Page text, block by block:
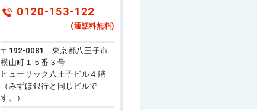
0120-153-122
(通話料無料)
〒192-0081 東京都八王子市
横山町１５番３号
ヒューリック八王子ビル４階
（みずほ銀行と同じビルで
す。）